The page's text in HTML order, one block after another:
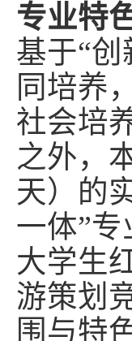
专业特
基于“
同培养
社会培
之外，
天）的
一体”
大学生
游策划
围与特